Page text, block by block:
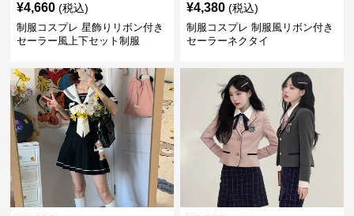
¥4,660 (税込)
制服コスプレ 星飾りリボン付き
セーラー風上下セット制服
¥4,380 (税込)
制服コスプレ 制服風リボン付き
セーラーネクタイ